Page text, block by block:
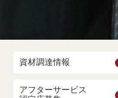
資材調達情報
アフターサービス